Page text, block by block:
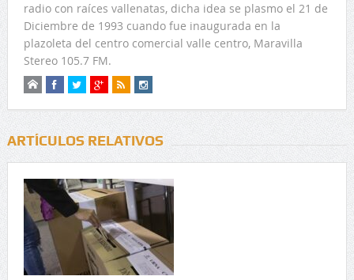
radio con raíces vallenatas, dicha idea se plasmo el 21 de
Diciembre de 1993 cuando fue inaugurada en la
plazoleta del centro comercial valle centro, Maravilla
Stereo 105.7 FM.
ARTÍCULOS RELATIVOS